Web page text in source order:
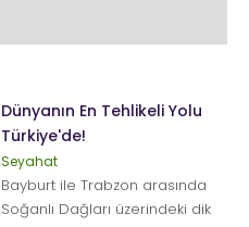
Dünyanın En Tehlikeli Yolu
Türkiye'de!
Seyahat
Bayburt ile Trabzon arasında
Soğanlı Dağları üzerindeki dik